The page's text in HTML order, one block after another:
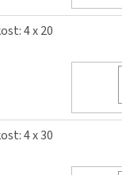
4 x 20
4 x 30